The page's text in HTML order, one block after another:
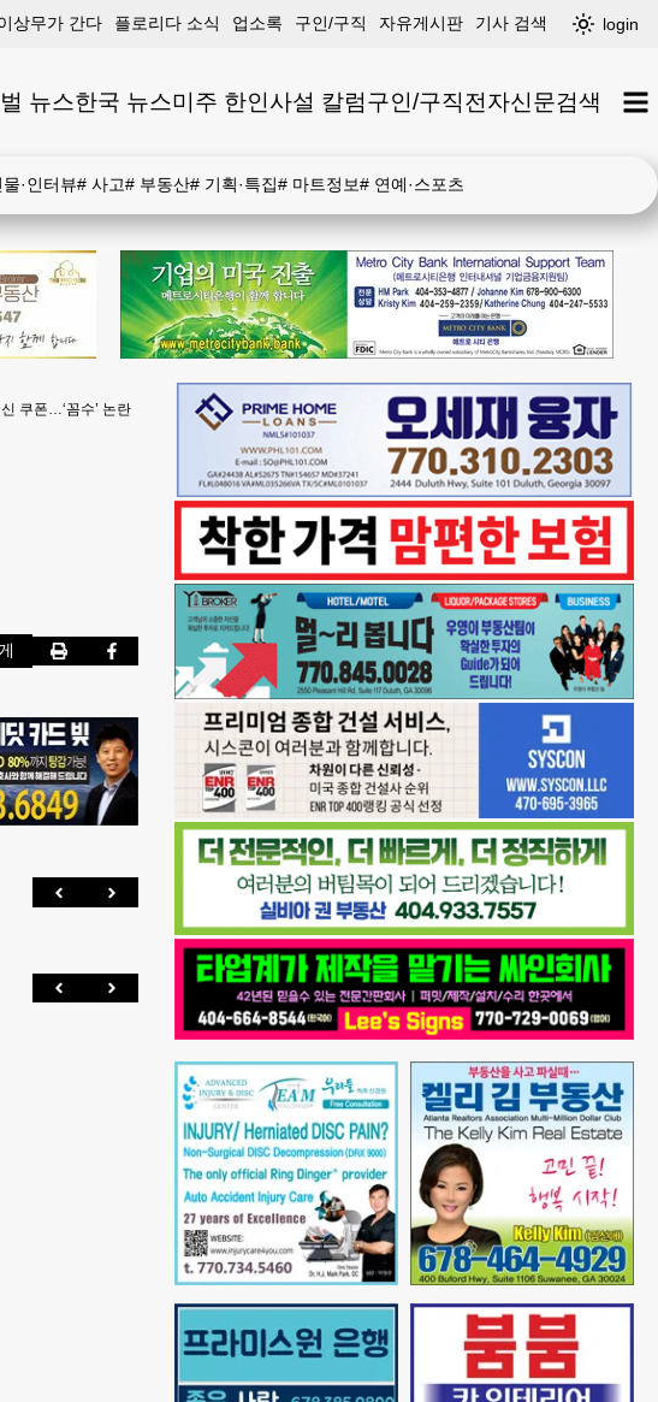
상무가 간다 플로리다 소식 업소록 구인/구직 자유게시판 기사 검색 login
뉴스한국 뉴스미주 한인사설 칼럼구인/구직전자신문검색
물·인터뷰# 사고# 부동산# 기획·특집# 마트정보# 연예·스포츠
쿠폰…‘꼼수’ 논란